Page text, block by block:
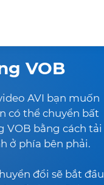
VOB
AVI bạn muốn
có thể chuyển bất
VOB bằng cách tải
ở phía bên phải.
đổi sẽ bắt đầu